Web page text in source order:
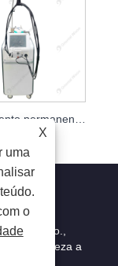
X
uma
o
Co.,
de beleza a